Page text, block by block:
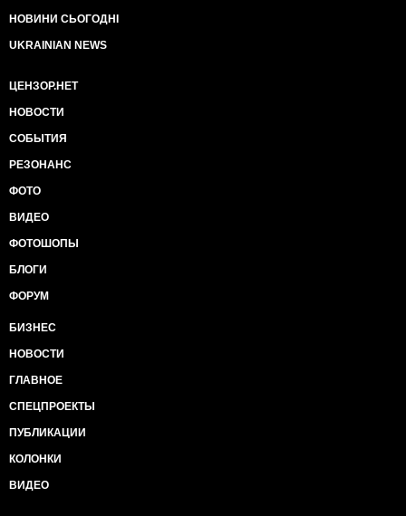
НОВИНИ СЬОГОДНІ
UKRAINIAN NEWS
ЦЕНЗОР.НЕТ
НОВОСТИ
СОБЫТИЯ
РЕЗОНАНС
ФОТО
ВИДЕО
ФОТОШОПЫ
БЛОГИ
ФОРУМ
БИЗНЕС
НОВОСТИ
ГЛАВНОЕ
СПЕЦПРОЕКТЫ
ПУБЛИКАЦИИ
КОЛОНКИ
ВИДЕО